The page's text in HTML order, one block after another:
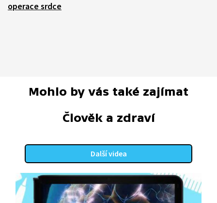
operace srdce
Mohlo by vás také zajímat
Člověk a zdraví
Další videa